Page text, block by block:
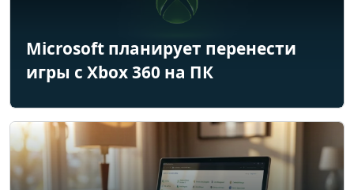
Microsoft планирует перенести
игры с Xbox 360 на ПК